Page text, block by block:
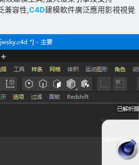
兼容性,C4D建模軟件廣泛應用影視視覺